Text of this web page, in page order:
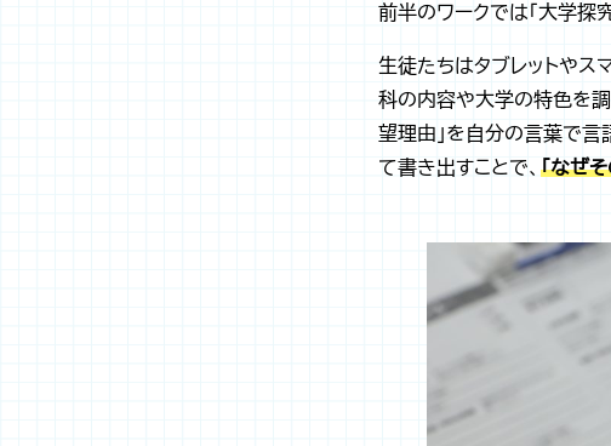
前半のワークでは「大学探
生徒たちはタブレットやス
科の内容や大学の特色を調
望理由」を自分の言葉で言
て書き出すことで、 「なぜ